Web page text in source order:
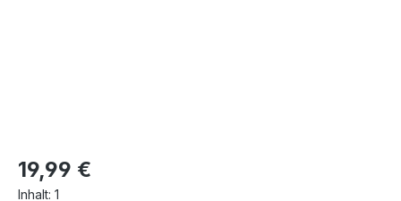
Regulärer Preis:
19,99 €
Inhalt: 1